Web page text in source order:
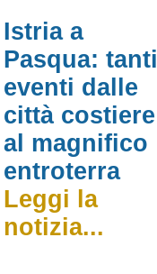
Istria a
Pasqua: tanti
eventi dalle
città costiere
al magnifico
entroterra
Leggi la
notizia...